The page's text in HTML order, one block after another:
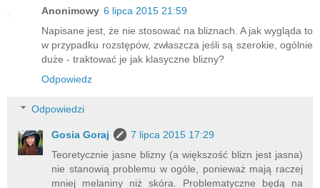
Anonimowy 6 lipca 2015 21:59
Napisane jest, że nie stosować na bliznach. A jak wygląda to
w przypadku rozstępów, zwłaszcza jeśli są szerokie, ogólnie
duże - traktować je jak klasyczne blizny?
Odpowiedz
Odpowiedzi
Gosia Goraj
7 lipca 2015 17:29
Teoretycznie jasne blizny (a większość blizn jest jasna)
nie stanowią problemu w ogóle, ponieważ mają raczej
mniej melaniny niż skóra. Problematyczne będą na